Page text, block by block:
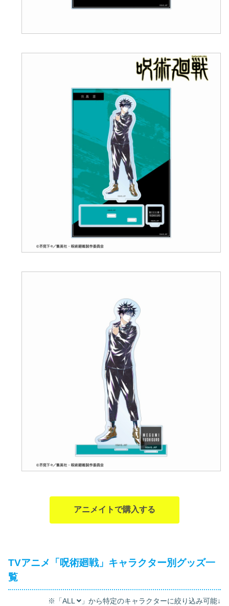
アニメイトで購入する
TVアニメ「呪術廻戦」キャラクター別グッズ一
覧
※「ALL 」から特定のキャラクターに絞り込み可能↓